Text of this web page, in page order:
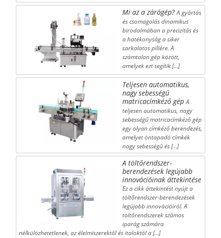
Mi az a zárógép? A gyártás
és csomagolás dinamikus
birodalmában a precizitás és
a hatékonyság a siker
sarkalatos pillére. A
számtalan gép között,
amelyek ezt segítik […]
Teljesen automatikus,
nagy sebességű
matricacímkéző gép A
teljesen automatikus, nagy
sebességű matricacímkéző gép
egy olyan címkéző berendezés,
amelyet öntapadó címkék
nagy sebességű és […]
A töltőrendszer-
berendezések legújabb
innovációinak áttekintése
Ez a cikk áttekintést nyújt a
töltőrendszer-berendezések
legújabb innovációiról. A
töltőrendszerek számos
iparág számára
nélkülözhetetlenek, az élelmiszerektől és italoktól a […]